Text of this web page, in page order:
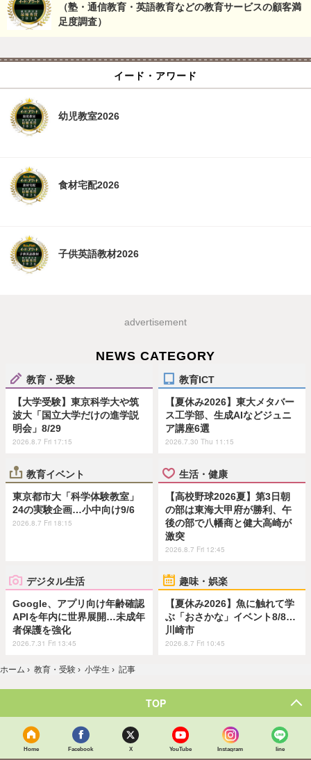
（塾・通信教育・英語教育などの教育サービスの顧客満
足度調査）
イード・アワード
幼児教室2026
食材宅配2026
子供英語教材2026
advertisement
NEWS CATEGORY
教育・受験
【大学受験】東京科学大や筑
波大「国立大学だけの進学説
明会」8/29
2026.8.7 Fri 17:15
教育ICT
【夏休み2026】東大メタバー
ス工学部、生成AIなどジュニ
ア講座6選
2026.7.30 Thu 11:15
教育イベント
東京都市大「科学体験教室」
24の実験企画…小中向け9/6
2026.8.7 Fri 18:15
生活・健康
【高校野球2026夏】第3日朝
の部は東海大甲府が勝利、午
後の部で八幡商と健大高崎が
激突
2026.8.7 Fri 12:45
デジタル生活
Google、アプリ向け年齢確認
APIを年内に世界展開…未成年
者保護を強化
2026.7.31 Fri 13:45
趣味・娯楽
【夏休み2026】魚に触れて学
ぶ「おさかな」イベント8/8…
川崎市
2026.8.7 Fri 10:45
ホーム › 教育・受験 › 小学生 › 記事
TOP
Home Facebook X YouTube Instagram line